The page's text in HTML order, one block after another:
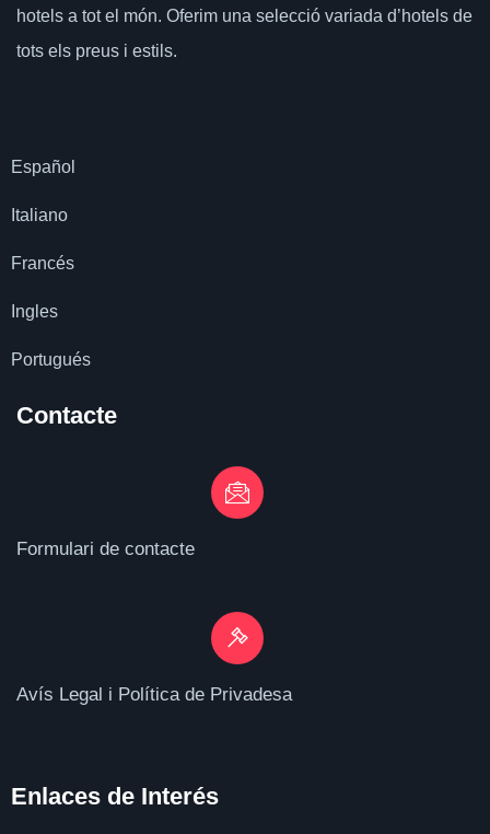
hotels a tot el món. Oferim una selecció variada d’hotels de
tots els preus i estils.
Español
Italiano
Francés
Ingles
Portugués
Contacte
Formulari de contacte
Avís Legal i Política de Privadesa
Enlaces de Interés